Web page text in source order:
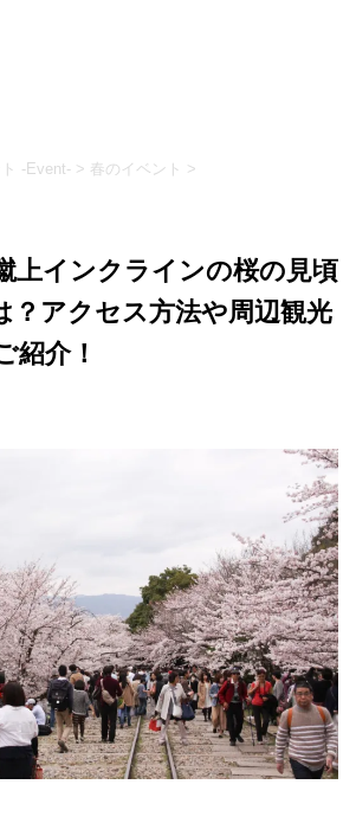
-Event- > 春のイベント >
上インクラインの桜の見頃
？アクセス方法や周辺観光
紹介！